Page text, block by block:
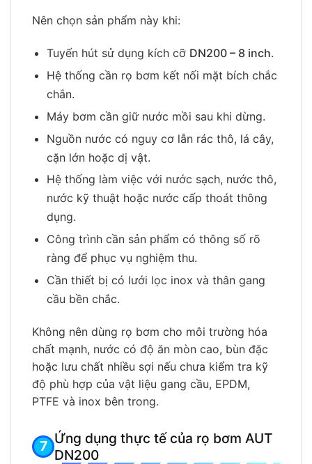
Nên chọn sản phẩm này khi:
Tuyến hút sử dụng kích cỡ DN200 – 8 inch.
Hệ thống cần rọ bơm kết nối mặt bích chắc
chắn.
Máy bơm cần giữ nước mồi sau khi dừng.
Nguồn nước có nguy cơ lẫn rác thô, lá cây,
cặn lớn hoặc dị vật.
Hệ thống làm việc với nước sạch, nước thô,
nước kỹ thuật hoặc nước cấp thoát thông
dụng.
Công trình cần sản phẩm có thông số rõ
ràng để phục vụ nghiệm thu.
Cần thiết bị có lưới lọc inox và thân gang
cầu bền chắc.
Không nên dùng rọ bơm cho môi trường hóa
chất mạnh, nước có độ ăn mòn cao, bùn đặc
hoặc lưu chất nhiều sợi nếu chưa kiểm tra kỹ
độ phù hợp của vật liệu gang cầu, EPDM,
PTFE và inox bên trong.
Ứng dụng thực tế của rọ bơm AUT
DN200